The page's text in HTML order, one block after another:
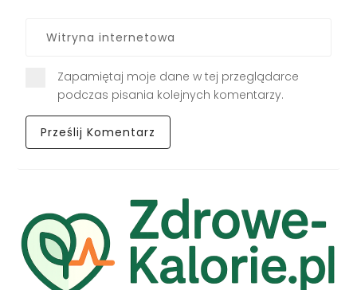
Zapamiętaj moje dane w tej przeglądarce
podczas pisania kolejnych komentarzy.